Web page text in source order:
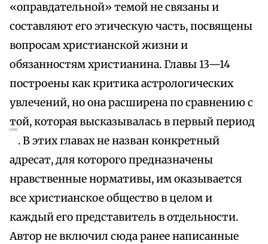
«оправдательной» темой не связаны и
составляют его этическую часть, посвящены
вопросам христианской жизни и
обязанностям христианина. Главы 13—14
построены как критика астрологических
увлечений, но она расширена по сравнению с
той, которая высказывалась в первый период
{343}
. В этих главах не назван конкретный
адресат, для которого предназначены
нравственные нормативы, им оказывается
все христианское общество в целом и
каждый его представитель в отдельности.
Автор не включил сюда ранее написанные